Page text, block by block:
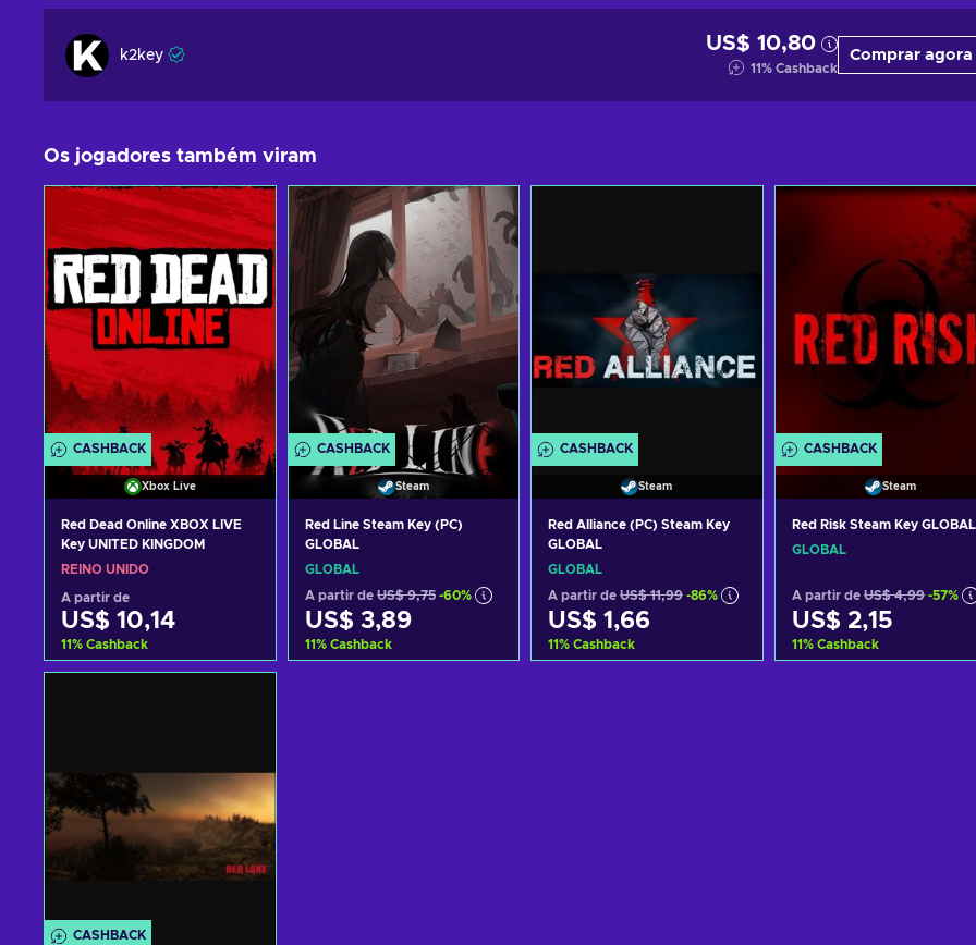
k2key
US$ 10,80
11% Cashback
Comprar agora
Os jogadores também viram
CASHBACK
Xbox Live
Red Dead Online XBOX LIVE
Key UNITED KINGDOM
REINO UNIDO
A partir de
US$ 10,14
11% Cashback
CASHBACK
Steam
Red Line Steam Key (PC)
GLOBAL
GLOBAL
A partir de US$ 9,75 -60%
US$ 3,89
11% Cashback
CASHBACK
Steam
Red Alliance (PC) Steam Key
GLOBAL
GLOBAL
A partir de US$ 11,99 -86%
US$ 1,66
11% Cashback
CASHBACK
Steam
Red Risk Steam Key GLOBAL
GLOBAL
A partir de US$ 4,99 -57%
US$ 2,15
11% Cashback
CASHBACK